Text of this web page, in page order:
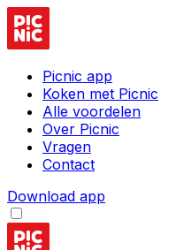
Picnic app
Koken met Picnic
Alle voordelen
Over Picnic
Vragen
Contact
Download app